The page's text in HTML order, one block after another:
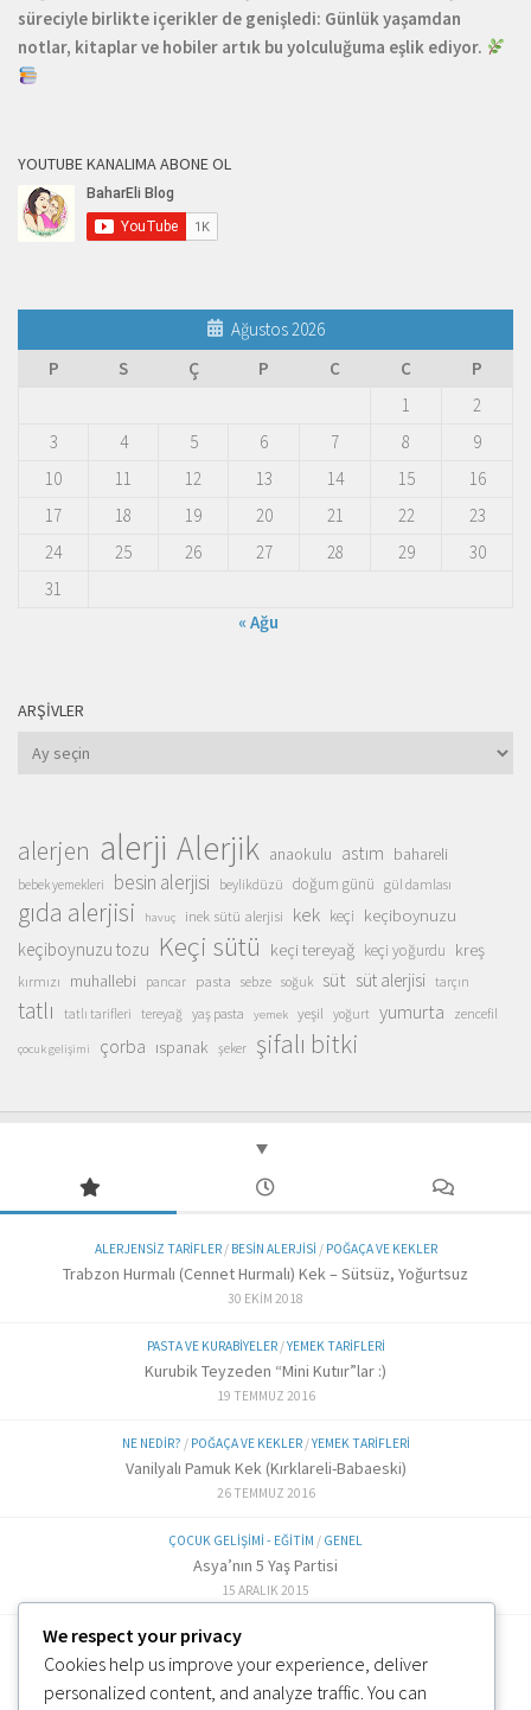
süreciyle birlikte içerikler de genişledi: Günlük yaşamdan
notlar, kitaplar ve hobiler artık bu yolculuğuma eşlik ediyor.
YOUTUBE KANALIMA ABONE OL
Ağustos 2026
P
S Ç P C C
P
1
2
3
4 5 6 7 8
9
10
11 12 13 14 15
16
17
18 19 20 21 22
23
24
25 26 27 28 29
30
31
« Ağu
ARŞIVLER
Arşivler
alerjen alerji Alerjik anaokulu astım bahareli
bebek yemekleri besin alerjisi beylikdüzü doğum günü gül damlası
gıda alerjisi havuç inek sütü alerjisi kek keçi keçiboynuzu
keçiboynuzu tozu Keçi sütü keçi tereyağ keçi yoğurdu kreş
kırmızı muhallebi pancar pasta sebze soğuk süt süt alerjisi tarçın
tatlı tatlı tarifleri tereyağ yaş pasta yemek yeşil yoğurt yumurta zencefil
çocuk gelişimi çorba ıspanak şeker şifalı bitki
ALERJENSIZ TARIFLER/ BESIN ALERJISI / POĞAÇA VE KEKLER
Trabzon Hurmalı (Cennet Hurmalı) Kek – Sütsüz, Yoğurtsuz
30 EKIM 2018
PASTA VE KURABIYELER/YEMEK TARIFLERI
Kurubik Teyzeden “Mini Kutıır”lar :)
19 TEMMUZ 2016
NE NEDIR? / POĞAÇA VE KEKLER/YEMEK TARIFLERI
Vanilyalı Pamuk Kek (Kırklareli-Babaeski)
26 TEMMUZ 2016
ÇOCUK GELIŞIMI - EĞITIM / GENEL
Asya’nın 5 Yaş Partisi
15 ARALIK 2015
ALTERNATIF TARIFLER
Labne Peynir Yapımı (6 ve üzeri)
3 OCAK 2019
We respect your privacy
Cookies help us improve your experience, deliver
personalized content, and analyze traffic. You can